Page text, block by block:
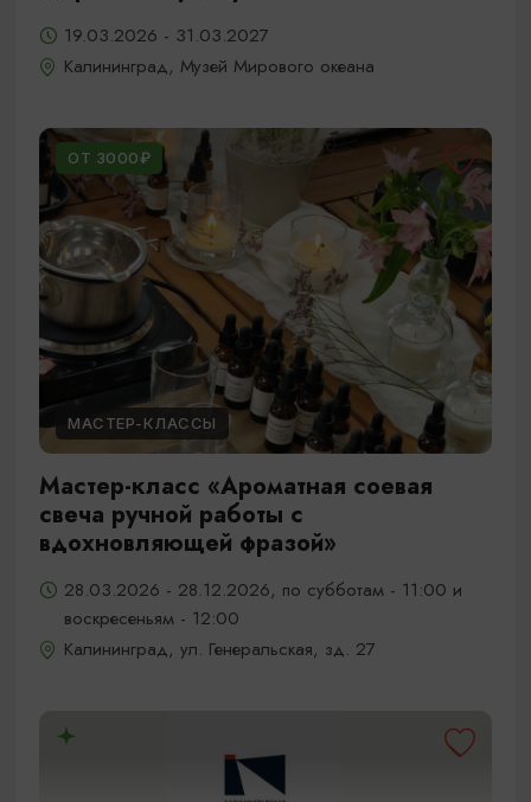
19.03.2026 - 31.03.2027
Калининград, Музей Мирового океана
ОТ 3000₽
МАСТЕР-КЛАССЫ
Мастер-класс «Ароматная соевая
свеча ручной работы с
вдохновляющей фразой»
28.03.2026 - 28.12.2026, по субботам - 11:00 и
воскресеньям - 12:00
Калининград, ул. Генеральская, зд. 27